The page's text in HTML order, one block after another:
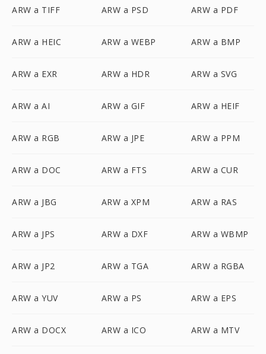
ARW a TIFF ARW a PSD ARW a PDF
ARW a HEIC ARW a WEBP ARW a BMP
ARW a EXR ARW a HDR ARW a SVG
ARW a AI ARW a GIF ARW a HEIF
ARW a RGB ARW a JPE ARW a PPM
ARW a DOC ARW a FTS ARW a CUR
ARW a JBG ARW a XPM ARW a RAS
ARW a JPS ARW a DXF ARW a WBMP
ARW a JP2 ARW a TGA ARW a RGBA
ARW a YUV ARW a PS ARW a EPS
ARW a DOCX ARW a ICO ARW a MTV